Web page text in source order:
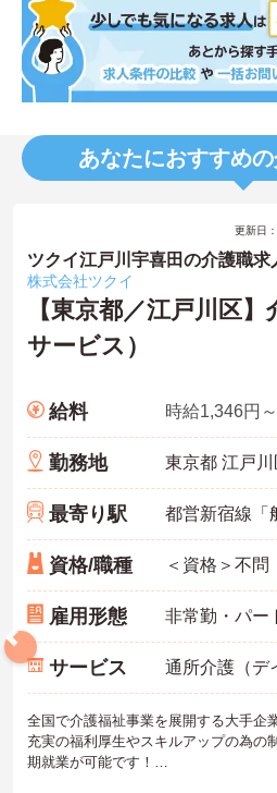
あなたにおすすめ
更新日
ツクイ江戸川宇喜田の介護職求
株式会社ツクイ
【東京都／江戸川区
サービス）
給料 時給1,346円
勤務地
最寄り駅
資格/職種
雇用形態
サービス 通所介護（デ
全国で介護福祉事業を展開する大手企
充実の福利厚生やスキルアップの為の
期就業が可能です！